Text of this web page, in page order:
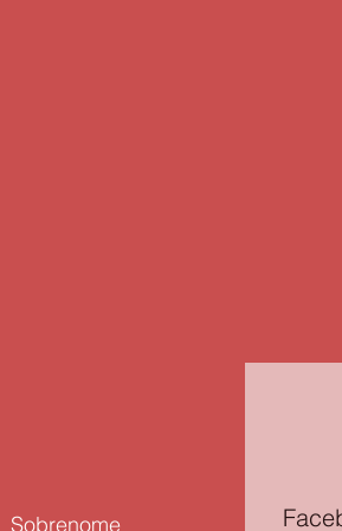
Sobrenome